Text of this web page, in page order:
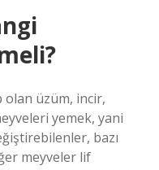
olan üzüm, incir,
yemek, yani
bazı
meyveler lif